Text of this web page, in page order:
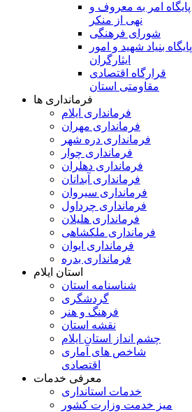
پایگاه امر به معروف و
نهی از منکر
شورای فرهنگی
پایگاه بنیاد شهید و امور
ایثارگران
قرارگاه اقتصادی
مقاومتی استان
فرمانداری ها
فرمانداری ایلام
فرمانداری مهران
فرمانداری دره شهر
فرمانداری چوار
فرمانداری دهلران
فرمانداری آبدانان
فرمانداری سیروان
فرمانداری چرداول
فرمانداری هلیلان
فرمانداری ملکشاهی
فرمانداری ایوان
فرمانداری بدره
استان ایلام
شناسنامه استان
گردشگری
فرهنگ و هنر
نقشه استان
چشم انداز استان ایلام
شاخص های آماری
اقتصادی
معرفی خدمات
خدمات استانداری
میز خدمت وزارت کشور